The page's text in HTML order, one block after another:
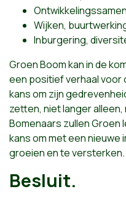
Wijken,
Inburgering,
Groen Boom kan in de
een positief verhaal voor
kans om zijn
zetten, niet langer
Bomenaars zullen Groen
kans om met een nieuwe
groeien en te versterken.
Besluit.